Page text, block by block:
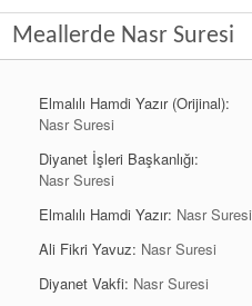
Meallerde Nasr Suresi
Elmalılı Hamdi Yazır (Orijinal):
Nasr Suresi
Diyanet İşleri Başkanlığı:
Nasr Suresi
Elmalılı Hamdi Yazır: Nasr Suresi
Ali Fikri Yavuz: Nasr Suresi
Diyanet Vakfi: Nasr Suresi